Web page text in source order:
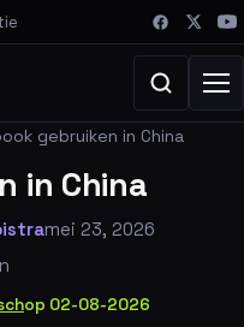
gebruiken in China
in China
mei 23, 2026
op 02-08-2026